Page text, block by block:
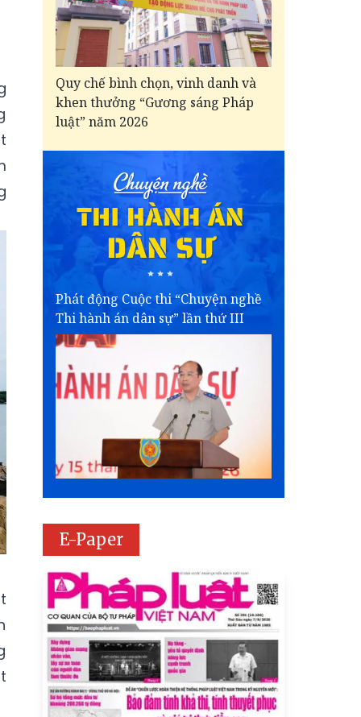
Quy chế bình chọn, vinh danh và
khen thưởng “Gương sáng Pháp
luật” năm 2026
Phát động Cuộc thi “Chuyện nghề
Thi hành án dân sự” lần thứ III
E-Paper